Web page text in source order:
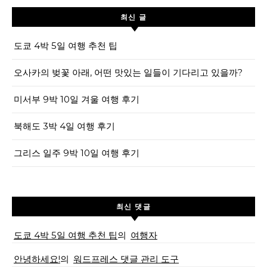
최신 글
도쿄 4박 5일 여행 추천 팁
오사카의 벚꽃 아래, 어떤 맛있는 일들이 기다리고 있을까?
미서부 9박 10일 겨울 여행 후기
북해도 3박 4일 여행 후기
그리스 일주 9박 10일 여행 후기
최신 댓글
도쿄 4박 5일 여행 추천 팁의 여행자
안녕하세요!의 워드프레스 댓글 관리 도구